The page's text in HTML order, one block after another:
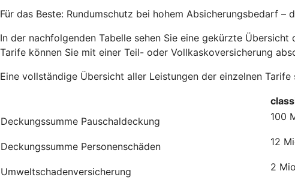
Für das Beste: Rundumschutz bei hohem Absicherungsbedarf
In der nachfolgenden Tabelle sehen Sie eine gekürzte
Tarife können Sie mit einer Teil- oder Vollkaskoversicherung
Eine vollständige Übersicht aller Leistungen der einzelnen
Deckungssumme Pauschaldeckung
100
Deckungssumme Personenschäden 12
Umweltschadenversicherung 2